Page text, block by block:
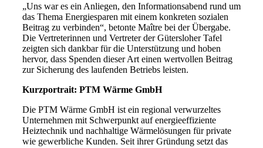
„Uns war es ein Anliegen, den Informationsabend rund um
das Thema Energiesparen mit einem konkreten sozialen
Beitrag zu verbinden“, betonte Maître bei der Übergabe.
Die Vertreterinnen und Vertreter der Gütersloher Tafel
zeigten sich dankbar für die Unterstützung und hoben
hervor, dass Spenden dieser Art einen wertvollen Beitrag
zur Sicherung des laufenden Betriebs leisten.
Kurzportrait: PTM Wärme GmbH
Die PTM Wärme GmbH ist ein regional verwurzeltes
Unternehmen mit Schwerpunkt auf energieeffiziente
Heiztechnik und nachhaltige Wärme­lösungen für private
wie gewerbliche Kunden. Seit ihrer Gründung setzt das